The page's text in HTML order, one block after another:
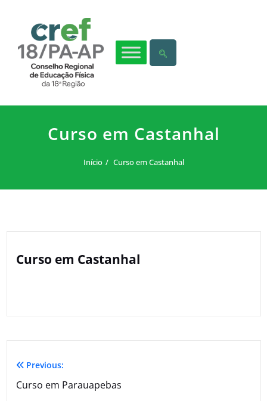
Curso em Castanhal
Início Curso em Castanhal
Curso em Castanhal
Previous:
Curso em Parauapebas